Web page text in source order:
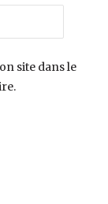
site dans le